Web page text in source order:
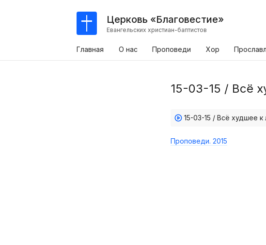
Церковь «Благовестие»
Евангельских христиан-баптистов
Главная О нас Проповеди Хор
15-03-15 / Всё
15-03-15 / Всё худшее
Проповеди. 2015